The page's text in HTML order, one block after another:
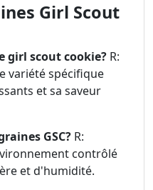
Girl Scout
girl scout cookie? R:
variété spécifique
et sa saveur
GSC? R:
contrôlé
et d'humidité.